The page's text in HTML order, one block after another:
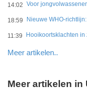
14:02
18:59 Nieuwe WHO-
11:39 Hooikoortsklachten
Meer artikelen..
Meer artikelen in